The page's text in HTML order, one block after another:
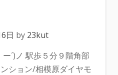
日 by 23kut
´)ノ 駅歩５分９階角部
ション/相模原ダイヤモ